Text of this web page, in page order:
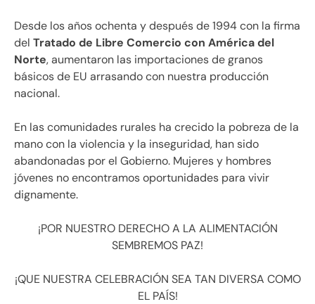
Desde los años ochenta y después de 1994 con la firma
del Tratado de Libre Comercio con América del
Norte, aumentaron las importaciones de granos
básicos de EU arrasando con nuestra producción
nacional.
En las comunidades rurales ha crecido la pobreza de la
mano con la violencia y la inseguridad, han sido
abandonadas por el Gobierno. Mujeres y hombres
jóvenes no encontramos oportunidades para vivir
dignamente.
¡POR NUESTRO DERECHO A LA ALIMENTACIÓN
SEMBREMOS PAZ!
¡QUE NUESTRA CELEBRACIÓN SEA TAN DIVERSA COMO
EL PAÍS!